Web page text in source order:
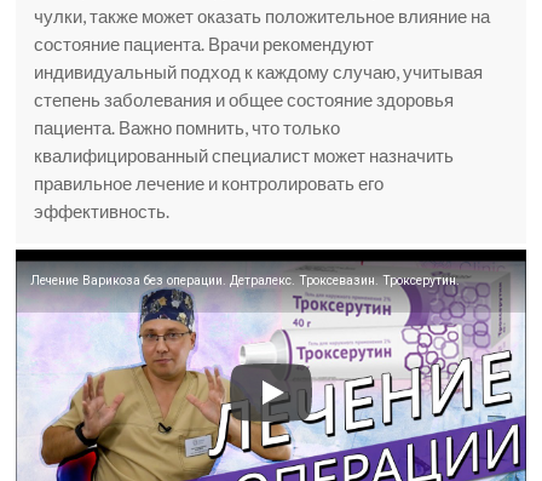
чулки, также может оказать положительное влияние на
состояние пациента. Врачи рекомендуют
индивидуальный подход к каждому случаю, учитывая
степень заболевания и общее состояние здоровья
пациента. Важно помнить, что только
квалифицированный специалист может назначить
правильное лечение и контролировать его
эффективность.
Лечение Варикоза без операции. Детралекс. Троксевазин. Троксерутин.